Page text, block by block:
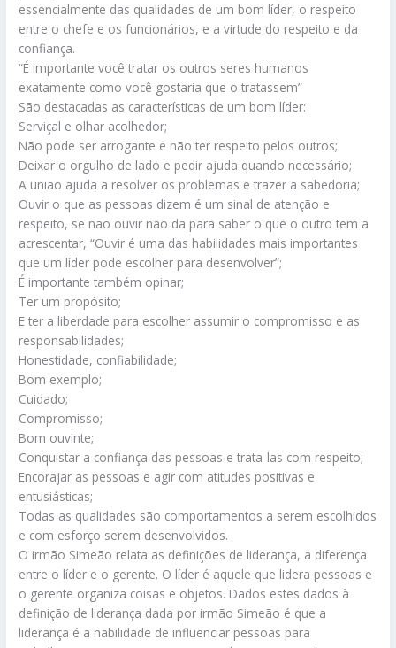
essencialmente das qualidades de um bom líder, o respeito
entre o chefe e os funcionários, e a virtude do respeito e da
confiança.
“É importante você tratar os outros seres humanos
exatamente como você gostaria que o tratassem”
São destacadas as características de um bom líder:
Serviçal e olhar acolhedor;
Não pode ser arrogante e não ter respeito pelos outros;
Deixar o orgulho de lado e pedir ajuda quando necessário;
A união ajuda a resolver os problemas e trazer a sabedoria;
Ouvir o que as pessoas dizem é um sinal de atenção e
respeito, se não ouvir não da para saber o que o outro tem a
acrescentar, “Ouvir é uma das habilidades mais importantes
que um líder pode escolher para desenvolver”;
É importante também opinar;
Ter um propósito;
E ter a liberdade para escolher assumir o compromisso e as
responsabilidades;
Honestidade, confiabilidade;
Bom exemplo;
Cuidado;
Compromisso;
Bom ouvinte;
Conquistar a confiança das pessoas e trata-las com respeito;
Encorajar as pessoas e agir com atitudes positivas e
entusiásticas;
Todas as qualidades são comportamentos a serem escolhidos
e com esforço serem desenvolvidos.
O irmão Simeão relata as definições de liderança, a diferença
entre o líder e o gerente. O líder é aquele que lidera pessoas e
o gerente organiza coisas e objetos. Dados estes dados à
definição de liderança dada por irmão Simeão é que a
liderança é a habilidade de influenciar pessoas para